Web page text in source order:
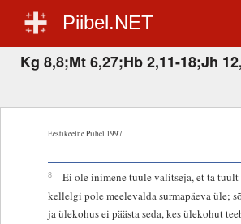
Piibel.NET
Kg 8,8;Mt 6,27;Hb 2,11-18;Jh
Eestikeelne Piibel 1997
8
Ei ole inimene tuule valitseja, et ta tuult
kellelgi pole meelevalda surmapäeva üle;
ja ülekohus ei päästa seda, kes ülekohut